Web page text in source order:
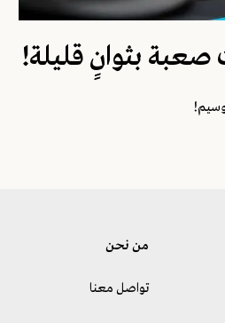
صعبة بثوانٍ قليلة!
وسيم!
من نحن
تواصل معنا